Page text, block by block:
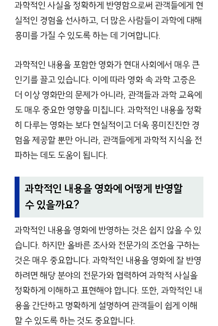
과학적인 사실을 정확하게 반영함으로써 관객들에게 현
실적인 경험을 선사하고, 더 많은 사람들이 과학에 대해
흥미를 가질 수 있도록 하는 데 기여합니다.
과학적인 내용을 포함한 영화가 현대 사회에서 매우 큰
인기를 끌고 있습니다. 이에 따라 영화 속 과학 고증은
더 이상 영화만의 문제가 아니라, 관객들과 과학 교육에
도 매우 중요한 영향을 미칩니다. 과학적인 내용을 정확
히 다루는 영화는 보다 현실적이고 더욱 흥미진진한 경
험을 제공할 뿐만 아니라, 관객들에게 과학적 지식을 전
파하는 데도 도움이 됩니다.
과학적인 내용을 영화에 어떻게 반영할
수 있을까요?
과학적인 내용을 영화에 반영하는 것은 쉽지 않을 수 있
습니다. 하지만 올바른 조사와 전문가의 조언을 구하는
것은 매우 중요합니다. 과학적인 내용을 영화에 잘 반영
하려면 해당 분야의 전문가와 협력하여 과학적 사실을
정확하게 이해하고 표현해야 합니다. 또한, 과학적인 내
용을 간단하고 명확하게 설명하여 관객들이 쉽게 이해
할 수 있도록 하는 것도 중요합니다.